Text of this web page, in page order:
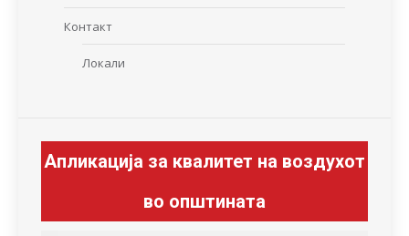
Контакт
Локали
Апликација за квалитет на воздухот
во општината